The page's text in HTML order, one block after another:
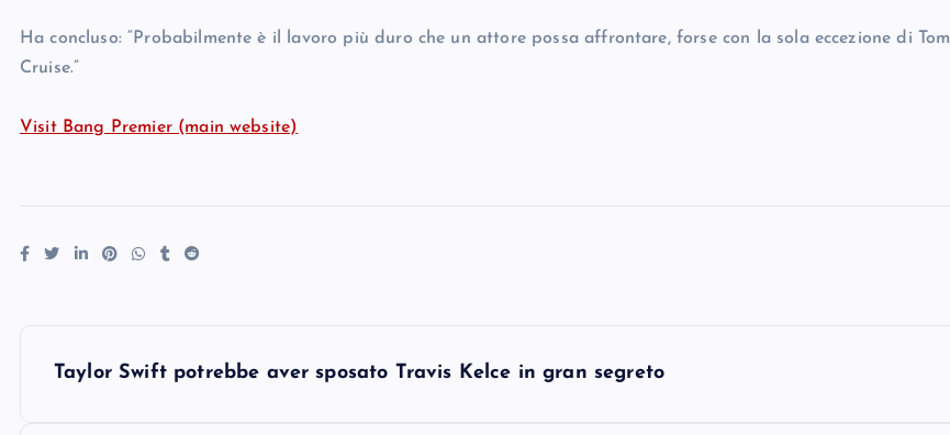
Ha concluso: “Probabilmente è il lavoro più duro che un attore possa affrontare, forse con la sola eccezione di Tom
Cruise.”
Visit Bang Premier (main website)
Taylor Swift potrebbe aver sposato Travis Kelce in gran segreto